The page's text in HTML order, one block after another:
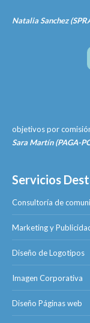
Natalia Sanchez
objetivos por
Sara Martín (PAGA-
Servicios
Consultoría de
Marketing y
Diseño de Logotipos
Imagen Corporativa
Diseño Páginas web